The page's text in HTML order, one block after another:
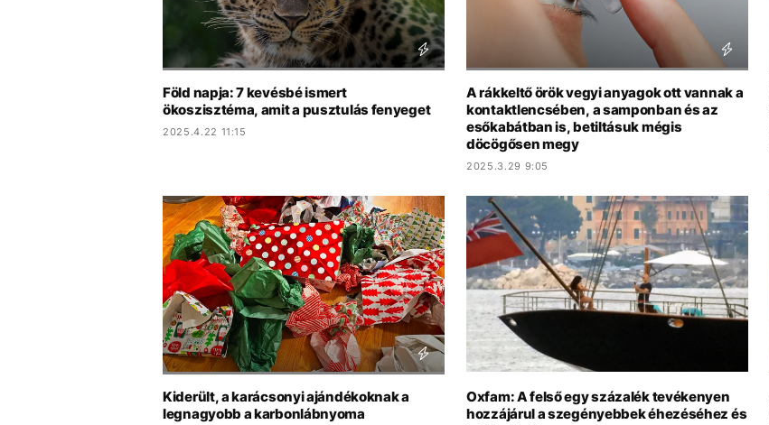
Föld napja: 7 kevésbé ismert
ökoszisztéma, amit a pusztulás fenyeget
2025.4.22 11:15
A rákkeltő örök vegyi anyagok ott vannak a
kontaktlencsében, a samponban és az
esőkabátban is, betiltásuk mégis
döcögősen megy
2025.3.29 9:05
Kiderült, a karácsonyi ajándékoknak a
legnagyobb a karbonlábnyoma
Oxfam: A felső egy százalék tevékenyen
hozzájárul a szegényebbek éhezéséhez és